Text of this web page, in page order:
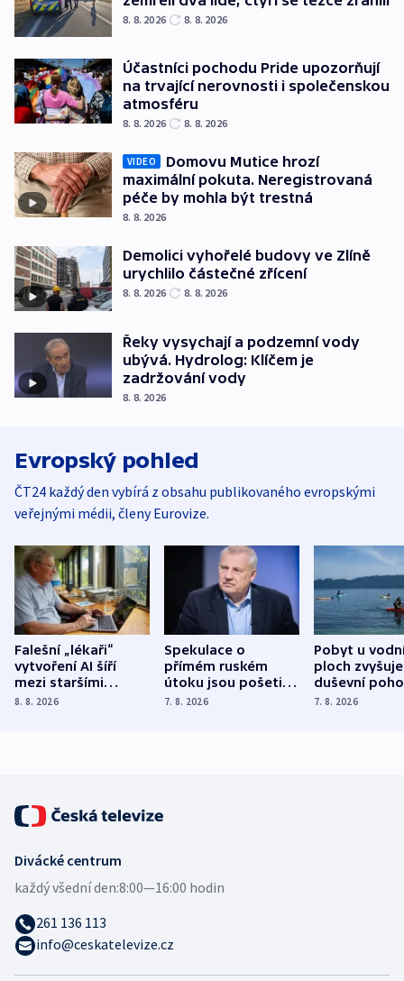
8. 8. 2026 8. 8. 2026
Účastníci pochodu Pride upozorňují
na trvající nerovnosti i společenskou
atmosféru
8. 8. 2026 8. 8. 2026
VIDEO
Domovu Mutice hrozí
maximální pokuta. Neregistrovaná
péče by mohla být trestná
8. 8. 2026
Demolici vyhořelé budovy ve Zlíně
urychlilo částečné zřícení
8. 8. 2026 8. 8. 2026
Řeky vysychají a podzemní vody
ubývá. Hydrolog: Klíčem je
zadržování vody
8. 8. 2026
Evropský pohled
ČT24 každý den vybírá z obsahu publikovaného evropskými
veřejnými médii, členy Eurovize.
Falešní „lékaři“
vytvoření AI šíří
mezi staršími
Poláky nebezpečné
8. 8. 2026
Spekulace o
přímém ruském
útoku jsou pošetilé,
míní estonský
7. 8. 2026
Pobyt u
ploch zvyšuje
duševní
ukázala
7. 8. 2026
Divácké centrum
každý všední den:8:00—16:00 hodin
261 136 113
info@ceskatelevize.cz